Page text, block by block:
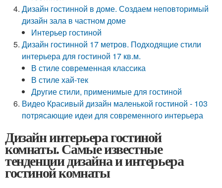
Дизайн гостинной в доме. Создаем неповторимый
дизайн зала в частном доме
Интерьер гостиной
Дизайн гостинной 17 метров. Подходящие стили
интерьера для гостиной 17 кв.м.
В стиле современная классика
В стиле хай-тек
Другие стили, применимые для гостиной
Видео Красивый дизайн маленькой гостиной - 103
потрясающие идеи для современного интерьера
Дизайн интерьера гостиной
комнаты. Самые известные
тенденции дизайна и интерьера
гостиной комнаты